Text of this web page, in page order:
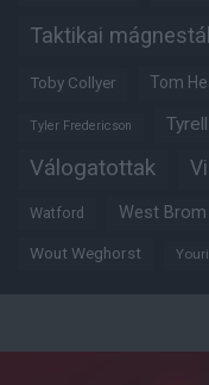
Taktikai
Toby Collyer Tom
Tyler Fredericson
Válogatottak
Watford West Brom
Wout Weghorst